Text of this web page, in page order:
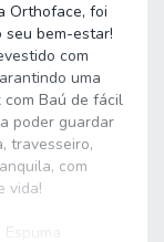
Orthoface, foi
seu bem-estar!
com
uma
com Baú de fácil
poder guardar
travesseiro,
com
vida!